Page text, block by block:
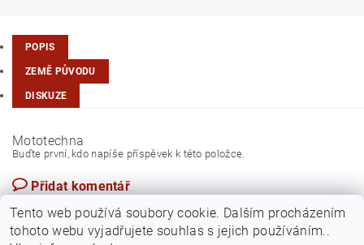
POPIS
ZEMĚ PŮVODU
DISKUZE
Mototechna
Buďte první, kdo napíše příspěvek k této položce.
Přidat komentář
Tento web používá soubory cookie. Dalším procházením
tohoto webu vyjadřujete souhlas s jejich používáním..